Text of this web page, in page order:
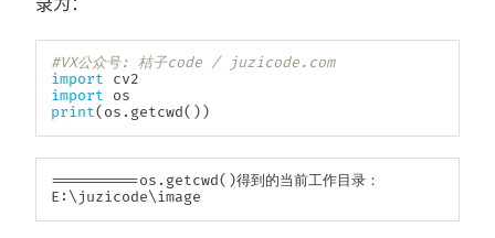
#VX公众号: 桔子code / juzicode.com
import
import
print( os . getcwd( ) )
==========os . getcwd( )得到的当前工作目录：
E : \juzicode\image